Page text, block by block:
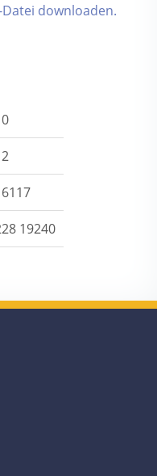
downloaden.
19240